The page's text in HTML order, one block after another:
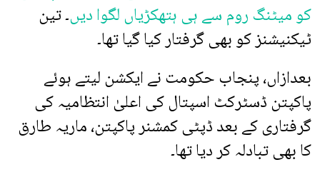
کو میٹنگ روم سے ہی ہتھکڑیاں لگوا دیں۔ تین
ٹیکنیشنز کو بھی گرفتار کیا گیا تھا۔
بعدازاں، پنجاب حکومت نے ایکشن لیتے ہوئے
پاکپتن ڈسٹرکٹ اسپتال کی اعلیٰ انتظامیہ کی
گرفتاری کے بعد ڈپٹی کمشنر پاکپتن، ماریہ طارق
کا بھی تبادلہ کر دیا تھا۔